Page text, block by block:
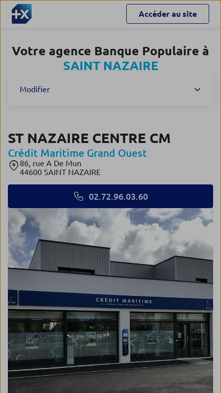
Accéder au site
Votre agence Banque Populaire à
SAINT NAZAIRE
Modifier
ST NAZAIRE CENTRE CM
Crédit Maritime Grand Ouest
86, rue A De Mun
44600 SAINT NAZAIRE
02.72.96.03.60